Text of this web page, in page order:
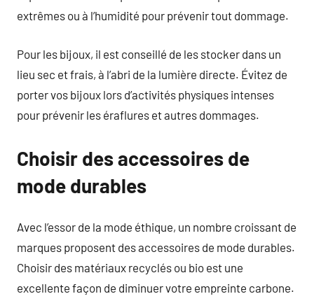
extrêmes ou à l’humidité pour prévenir tout dommage.
Pour les bijoux, il est conseillé de les stocker dans un
lieu sec et frais, à l’abri de la lumière directe. Évitez de
porter vos bijoux lors d’activités physiques intenses
pour prévenir les éraflures et autres dommages.
Choisir des accessoires de
mode durables
Avec l’essor de la mode éthique, un nombre croissant de
marques proposent des accessoires de mode durables.
Choisir des matériaux recyclés ou bio est une
excellente façon de diminuer votre empreinte carbone.